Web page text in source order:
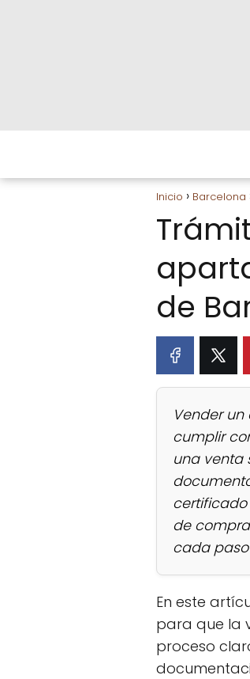
Inicio Barcelona
de
Vender
cumplir
una venta
de
cada
En este
para que la
proceso